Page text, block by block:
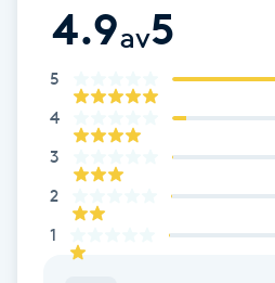
Hälsprickor
Idrottsmassage
IPL hårborttagning
4.9av5
5
4
3
2
1